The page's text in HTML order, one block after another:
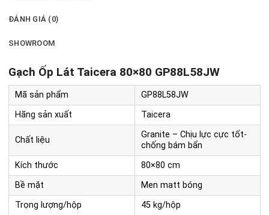
ĐÁNH GIÁ (0)
SHOWROOM
Gạch Ốp Lát Taicera 80×80 GP88L58JW
Mã sản phẩm
GP88L58JW
Hãng sản xuất
Taicera
Chất liệu
Granite – Chịu lực cực tốt-
chống bám bẩn
Kích thước
80×80 cm
Bề mặt
Men matt bóng
Trọng lượng/hộp
45 kg/hộp